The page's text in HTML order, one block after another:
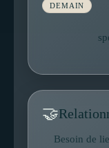
DEMAIN
🤝
Besoin de